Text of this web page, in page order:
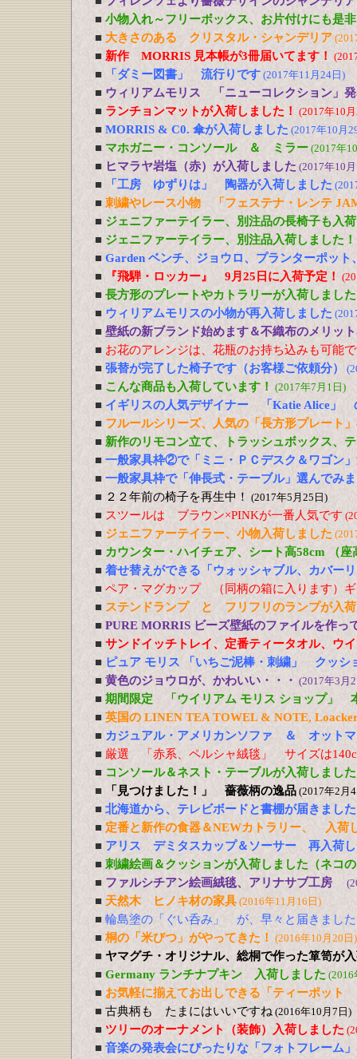
■ 小物入れ～フリーボックス、お片付けにも是
■ 大きさのある クリスタル・シャンデリア
■ 新作 MORRIS 見本帳が3冊届いてます！
■ 「ダミー図書」 流行りです (2017年11月24日)
■ ウィリアムモリス 「ニューコレクション」
■ ランチョンマットが入荷しました！ (2017年10
■ MORRIS & C0. 傘が入荷しました (2017年10月
■ マホガニー・コンソール ＆ ミラー (2017年
■ ヒマラヤ岩塩（赤）が入荷しました (2017年10
■ 「工房 ゆずりは」 陶器が入荷しました
■ 刺繍やレース小物 「フェステナ・レンテ
■ ジェニファーテイラー、別注品の長椅子も入
■ ジェニファーテイラー、別注品入荷しました！
■ Garden ベンチ、ジョウロ、プランターポット
■
『飛騨・ロッカー』 9月25日に入荷予定！
■ 長方形のプレートやカトラリーが入荷しました
■ ウィリアムモリスの小物が再入荷しました
■ 壁紙の新ブランド始めます＆不織布のメリッ
■ お花のアレンジは、花瓶のお持ち込みも可能
■ 張替が完了した椅子です（お客様ご依頼分）
■ こんな商品も入荷しています！ (2017年7月1日)
■ イギリスの人気デザイナー 「Katie Alice」
■ フルールシリーズ、人気の「長方形プレート
■ 新作のリモコン立て、トラッシュボックス、
■ 一般家具枠②で「ミニ・ＰＣデスク＆ワゴン
■ 一般家具枠で「伸長式・テーブル」選んでみ
■ ２２年前の椅子を再生中！ (2017年5月25日)
■ スツールは ブラウン×PINKが一番人気です
■ ジェニファーテイラー、小物入荷しました
■ カウンター・ハイチェア、シート高58cm （座
■ 着せ替えができる「ウォッシャブル、カバー
■ ペア・マグカップ （同柄の箱に入ります）
■ ステンドランプ と フリフリのランプが入荷
■ PURE MORRIS ビーズ壁紙のファイルを作っ
■ サンドイッチトレイ、定番ティータオル、ウ
■ ピュア モリス 「いちご泥棒・刺繍」 クッシ
■ 黄色のジョウロが、かわいい・・・ (2017年3月
■ 期間限定 「ウイリアム モリス ショップ」
■ 英国の LINEN TEA TOWEL & NOTE,
■ カジュアル・アメリカンソファ ＆ オット
■ 厳選 「赤系、ペルシャ絨毯」 サイズは
■ コンソール＆ネスト・テーブルが入荷しました
■ 「見つけました！」 薔薇柄の逸品 (2017年2月
■ 北海道から、テレビボードと書棚が届きました
■ 定番と新作の食器＆NEWカトラリー、 入荷
■ アリス デミタスカップ＆ソーサー 再入荷し
■ 刺繍絵画＆クッションが入荷しました（ネコ
■ ファルシチアン絵画絨毯、アリナサブ工房
■ 天然木 ヒノキ材の家具 (2016年11月16日)
■ 輪島塗の「ぐい呑み」 が、早々と届きました
■ 桐の「米びつ」がやってきた！ (2016年10月20日)
■ ヤマグチ・オリジナル、総桐で作った箪笥が
■ Germany ランチナプキン 入荷しました (2016
■ お気軽に揃えてお出しできる「ティーポッ
■ 古典柄も たまにはいいですね (2016年10月7日)
■ ツリーのオーナメント（装飾）入荷しました
■ 音楽の発表会にぴったりな「フォトフレーム